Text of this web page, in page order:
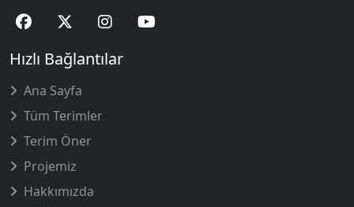
Hızlı Bağlantılar
Ana Sayfa
Tüm Terimler
Terim Öner
Projemiz
Hakkımızda